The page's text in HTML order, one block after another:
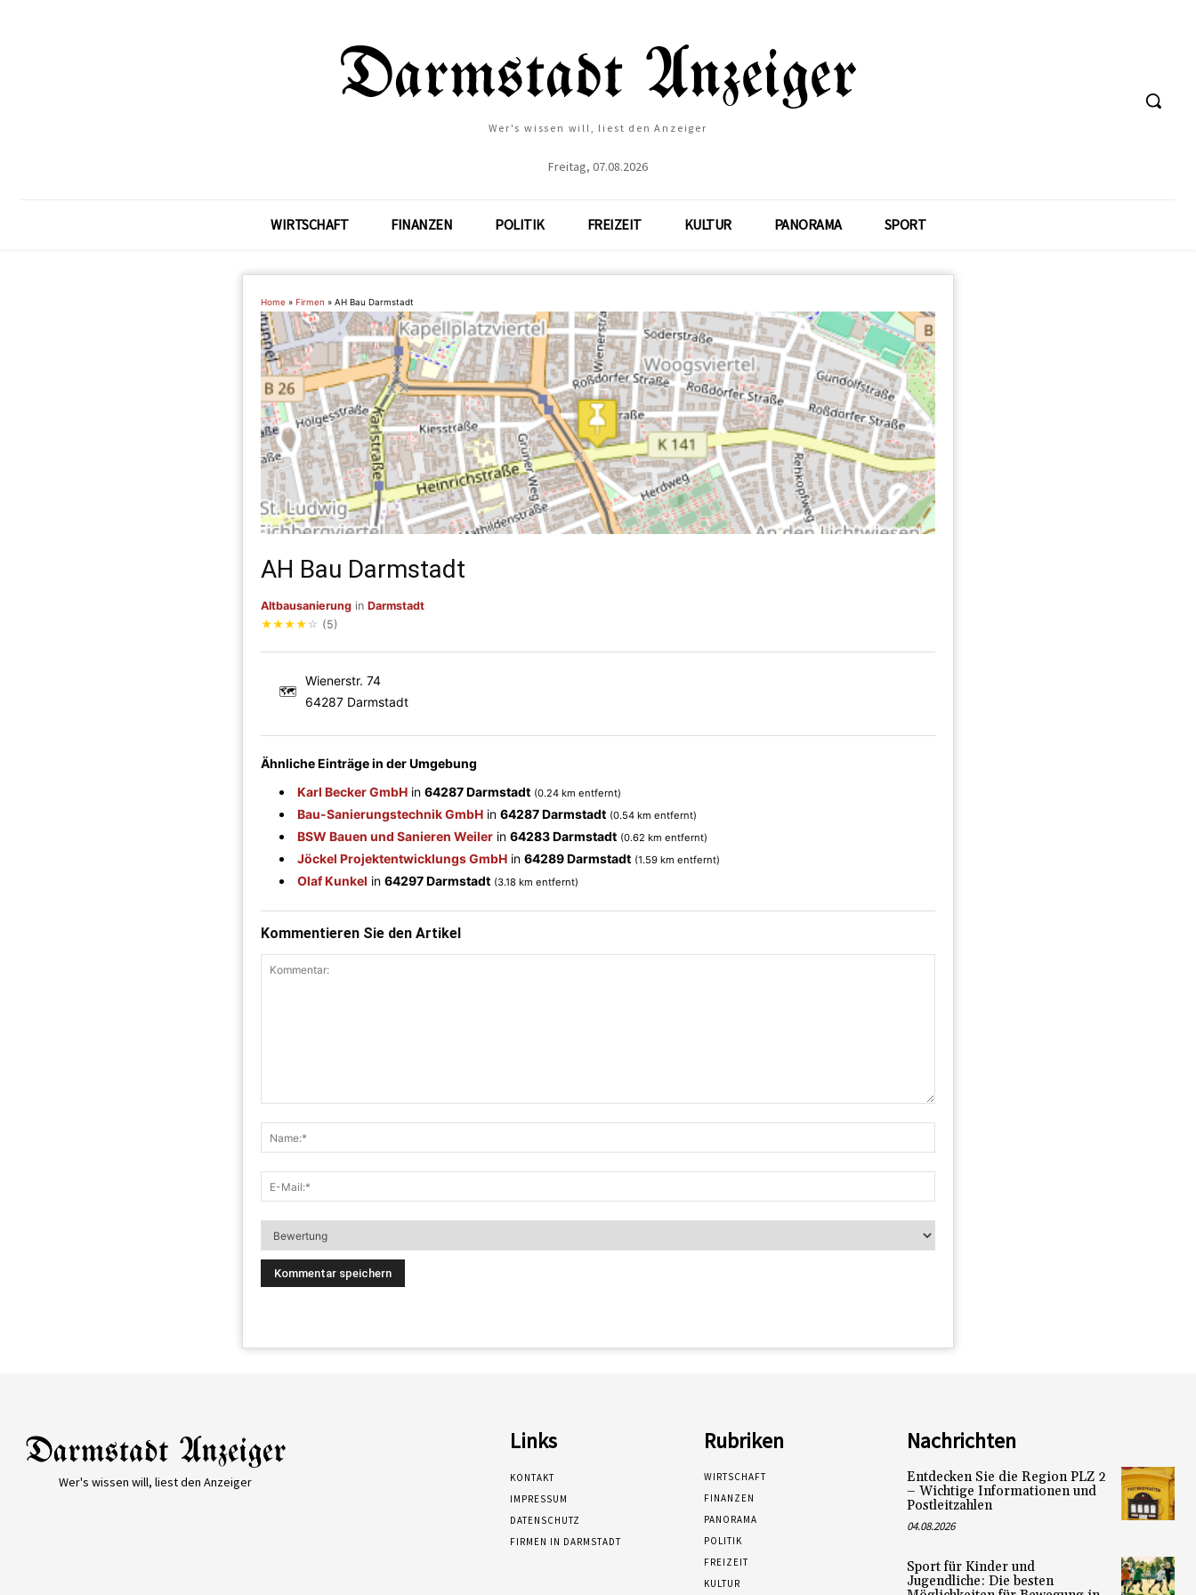
Wer's wissen will, liest den Anzeiger
Freitag, 07.08.2026
WIRTSCHAFT FINANZEN POLITIK FREIZEIT KULTUR PANORAMA SPORT
Home » Firmen » AH Bau Darmstadt
AH Bau Darmstadt
Altbausanierung in Darmstadt
★★★★ ☆ (5)
🗺
Wienerstr. 74
64287 Darmstadt
Ähnliche Einträge in der Umgebung
Karl Becker GmbH in 64287 Darmstadt (0.24 km entfernt)
Bau-Sanierungstechnik GmbH in 64287 Darmstadt (0.54 km entfernt)
BSW Bauen und Sanieren Weiler in 64283 Darmstadt (0.62 km entfernt)
Jöckel Projektentwicklungs GmbH in 64289 Darmstadt (1.59 km entfernt)
Olaf Kunkel in 64297 Darmstadt (3.18 km entfernt)
Kommentieren Sie den Artikel
Wer's wissen will, liest den Anzeiger
Links
KONTAKT
IMPRESSUM
DATENSCHUTZ
FIRMEN IN DARMSTADT
Rubriken
WIRTSCHAFT
FINANZEN
PANORAMA
POLITIK
FREIZEIT
KULTUR
Nachrichten
Entdecken Sie die Region PLZ 2
– Wichtige Informationen und
Postleitzahlen
04.08.2026
Sport für Kinder und
Jugendliche: Die besten